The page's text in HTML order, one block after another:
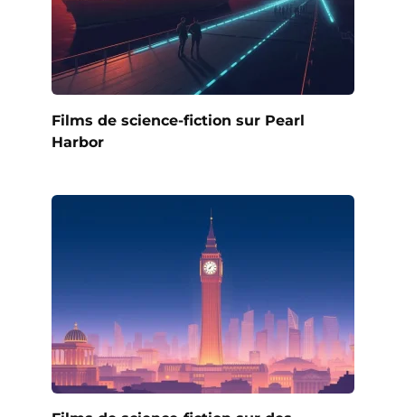
Films de science-fiction sur Pearl
Harbor